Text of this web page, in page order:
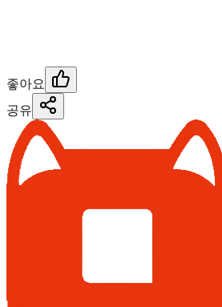
좋아요
공유